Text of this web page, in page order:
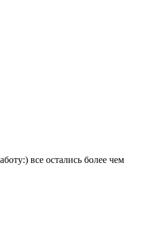
все остались более чем